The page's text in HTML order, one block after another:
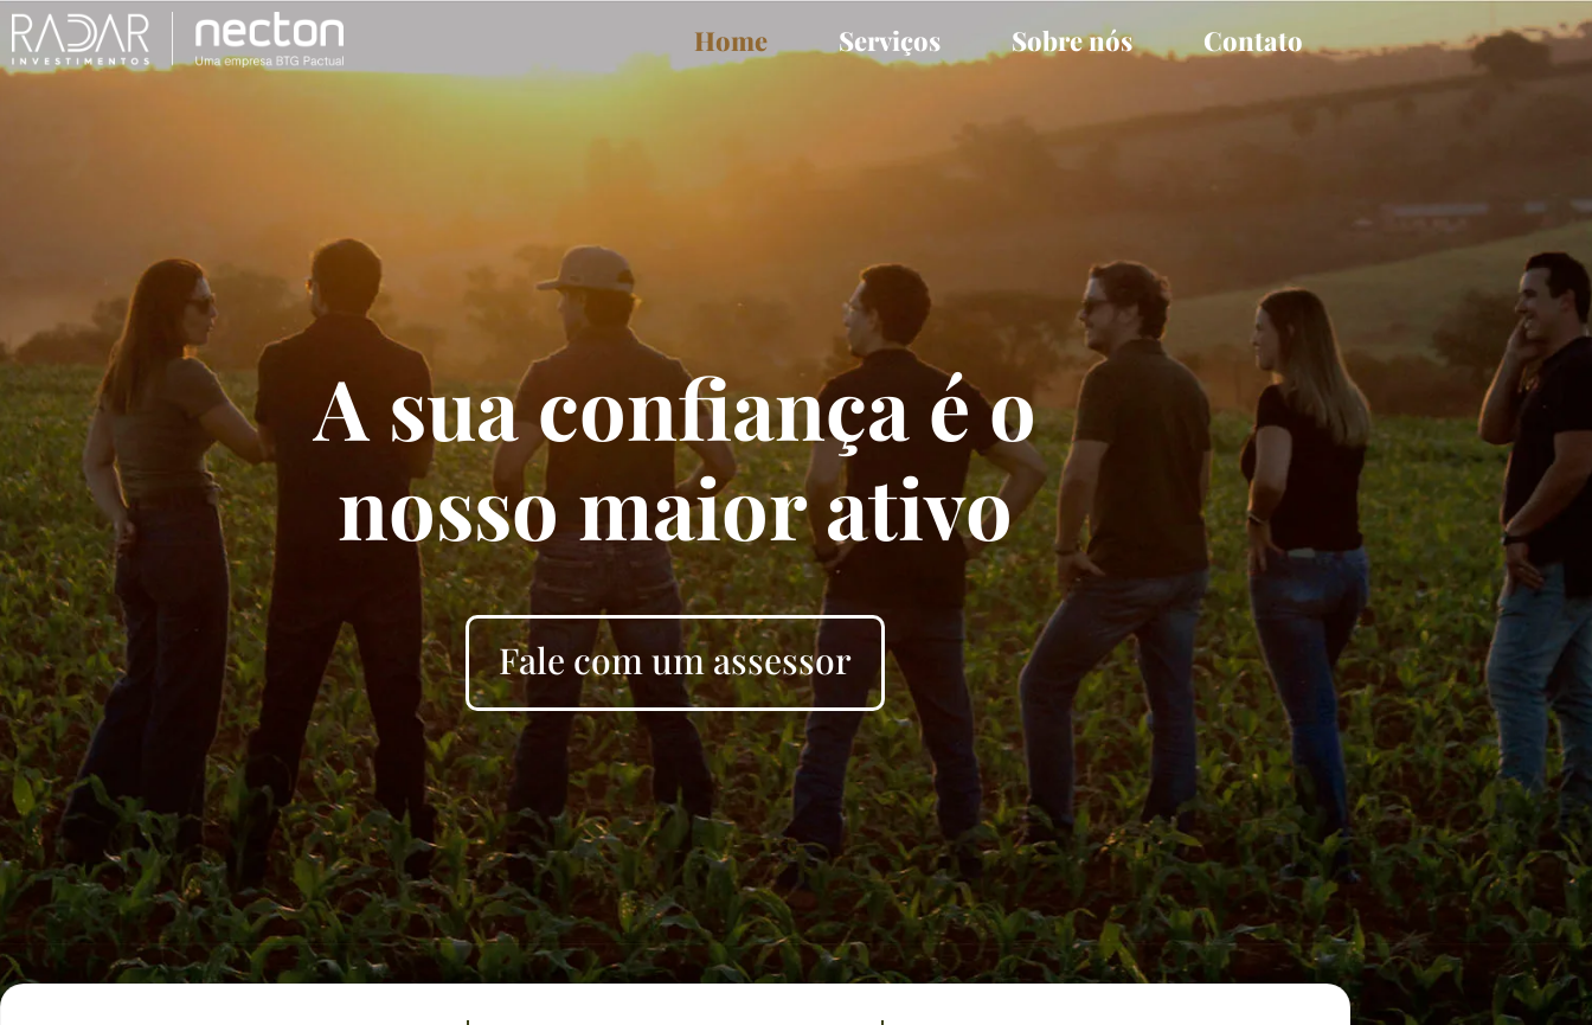
Home Serviços Sobre nós Contato
A sua confiança é o
nosso maior ativo
Fale com um assessor